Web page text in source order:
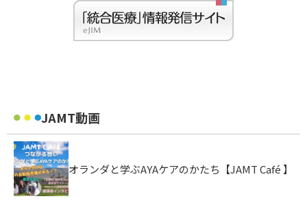
JAMT動画
オランダと学ぶAYAケアのかたち【JAMT Café 】